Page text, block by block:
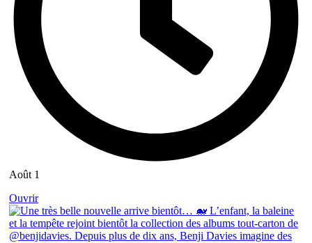
Août 1
Ouvrir